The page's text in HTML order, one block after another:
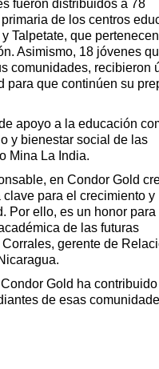
fueron distribuidos a 78
de los centros
Talpetate, que
Asimismo, 18 jóvenes
comunidades, recibieron
para que continúen su
apoyo a la educación
y bienestar social de las
Mina La India.
en Condor Gold
para el crecimiento y
Por ello, es un honor para
de las futuras
gerente de
Gold ha
de esas